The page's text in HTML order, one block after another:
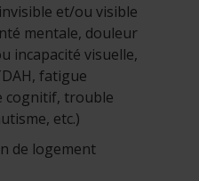
et/ou visible
mentale, douleur
incapacité visuelle,
fatigue
cognitif, trouble
etc.)
de logement